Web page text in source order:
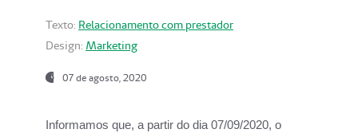
Texto: Relacionamento com prestador
Design: Marketing
07 de agosto, 2020
Informamos que, a partir do dia07/09/2020, o